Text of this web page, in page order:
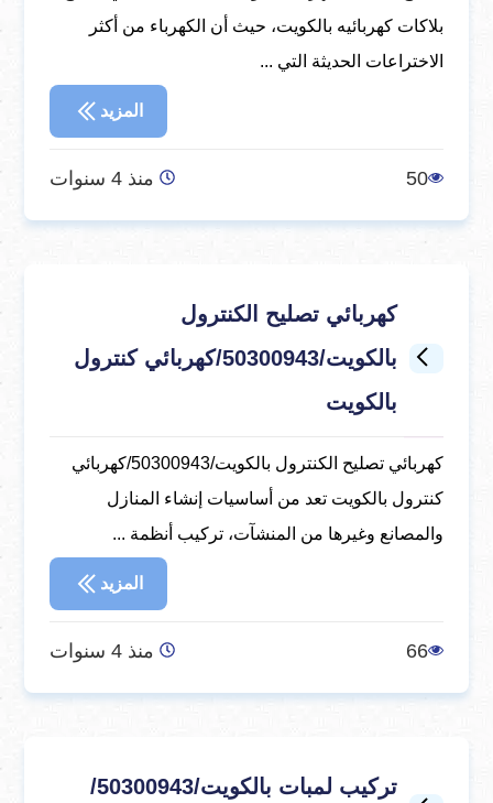
بلاكات كهربائيه بالكويت، حيث أن الكهرباء من أكثر
الاختراعات الحديثة التي ...
المزيد
50 منذ 4 سنوات
كهربائي تصليح الكنترول
بالكويت/50300943/كهربائي كنترول
بالكويت
كهربائي تصليح الكنترول بالكويت/50300943/كهربائي
كنترول بالكويت تعد من أساسيات إنشاء المنازل
والمصانع وغيرها من المنشآت، تركيب أنظمة ...
المزيد
66 منذ 4 سنوات
تركيب لمبات بالكويت/50300943/